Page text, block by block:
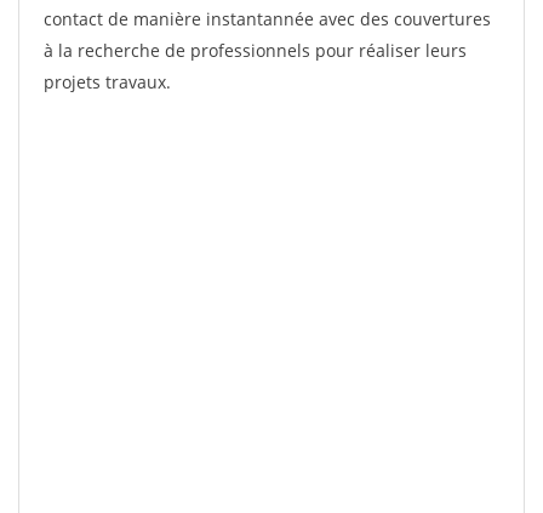
contact de manière instantannée avec des couvertures
à la recherche de professionnels pour réaliser leurs
projets travaux.